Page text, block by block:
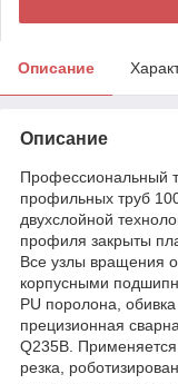
Описание
Описание
Профессиональный
профильных труб
двухслойной
профиля закрыты
Все узлы вращения
корпусными
PU поролона,
прецизионная
Q235B.
резка,